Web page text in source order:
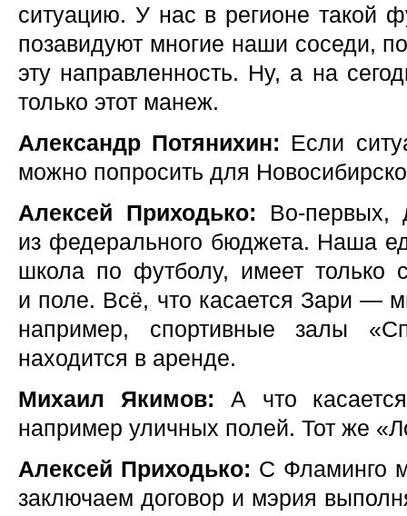
ситуацию. У нас в регионе такой
позавидуют многие наши соседи,
эту направленность. Ну, а на
только этот манеж.
Александр Потянихин: Если
можно попросить для
Алексей Приходько: Во-первых,
из федерального бюджета. Наша
школа по футболу, имеет только
и поле. Всё, что касается Зари —
например, спортивные залы
находится в аренде.
Михаил Якимов: А что
например уличных полей. Тот же
Алексей Приходько: С Фламинго
заключаем договор и мэрия